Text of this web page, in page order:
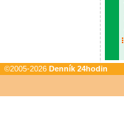
©2005-2026 Denník 24hodin